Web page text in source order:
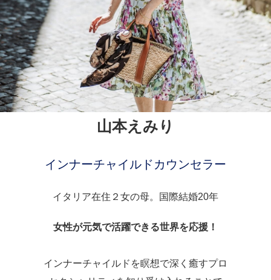
山本えみり
インナーチャイルドカウンセラー
イタリア在住２女の母。国際結婚20年
女性が元気で活躍できる世界を応援！
インナーチャイルドを瞑想で深く癒すプロ